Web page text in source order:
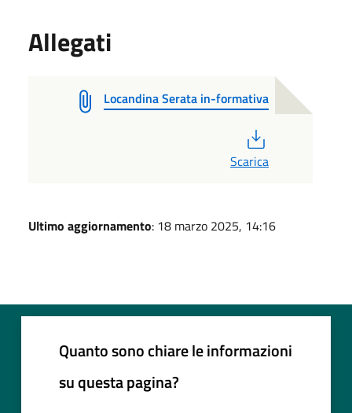
Allegati
Locandina Serata in-formativa
Scarica
Ultimo aggiornamento: 18 marzo 2025, 14:16
Quanto sono chiare le informazioni
su questa pagina?